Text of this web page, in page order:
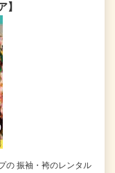
】
の 振袖・袴のレンタル